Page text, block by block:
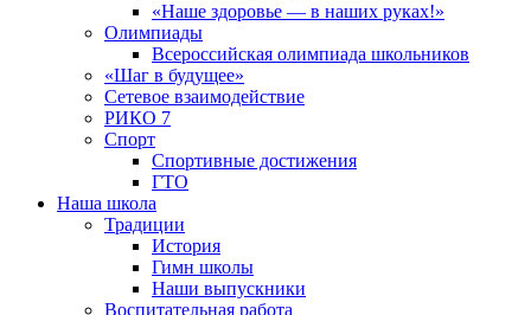
«Наше здоровье — в наших руках!»
Олимпиады
Всероссийская олимпиада школьников
«Шаг в будущее»
Сетевое взаимодействие
РИКО 7
Спорт
Спортивные достижения
ГТО
Наша школа
Традиции
История
Гимн школы
Наши выпускники
Воспитательная работа